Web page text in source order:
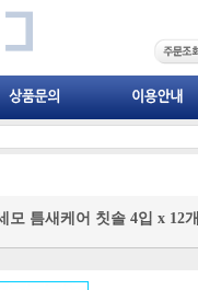
모 틈새케어 칫솔 4입 x 12개